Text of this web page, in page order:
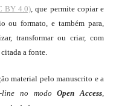
BY 4.0), que permite copiar e
ou formato, e também para,
transformar ou criar, com
a fonte.
material pelo manuscrito e a
line no modo Open Access,